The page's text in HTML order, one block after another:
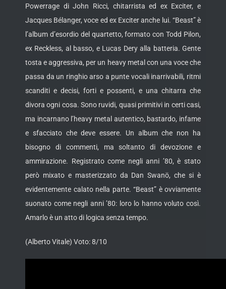
Powerrage di John Ricci, chitarrista ed ex Exciter, e
Jacques Bélanger, voce ed ex Exciter anche lui. “Beast” è
l’album d’esordio del quartetto, formato con Todd Pilon,
ex Reckless, al basso, e Lucas Dery alla batteria. Gente
tosta e aggressiva, per un heavy metal con una voce che
passa da un ringhio arso a punte vocali inarrivabili, ritmi
scanditi e decisi, forti e possenti, e una chitarra che
divora ogni cosa. Sono ruvidi, quasi primitivi in certi casi,
ma incarnano l’heavy metal autentico, bastardo, infame
e sfacciato che deve essere. Un album che non ha
bisogno di commenti, ma soltanto di devozione e
ammirazione. Registrato come negli anni ’80, è stato
però mixato e masterizzato da Dan Swanö, che si è
evidentemente calato nella parte. “Beast” è ovviamente
suonato come negli anni ’80: loro lo hanno voluto così.
Amarlo è un atto di logica senza tempo.
(Alberto Vitale) Voto: 8/10